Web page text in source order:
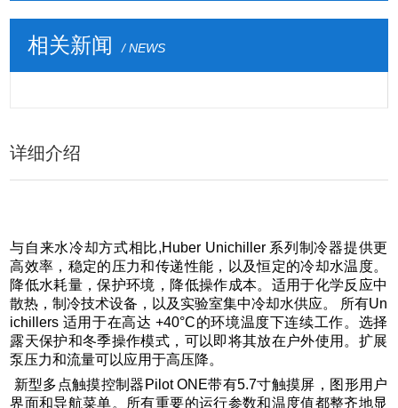
相关新闻 / NEWS
详细介绍
与自来水冷却方式相比,Huber Unichiller 系列制冷器提供更
高效率，稳定的压力和传递性能，以及恒定的冷却水温度。
降低水耗量，保护环境，降低操作成本。适用于化学反应中
散热，制冷技术设备，以及实验室集中冷却水供应。 所有Un
ichillers 适用于在高达 +40°C的环境温度下连续工作。选择
露天保护和冬季操作模式，可以即将其放在户外使用。扩展
泵压力和流量可以应用于高压降。
新型多点触摸控制器Pilot ONE带有5.7寸触摸屏，图形用户
界面和导航菜单。所有重要的运行参数和温度值都整齐地显